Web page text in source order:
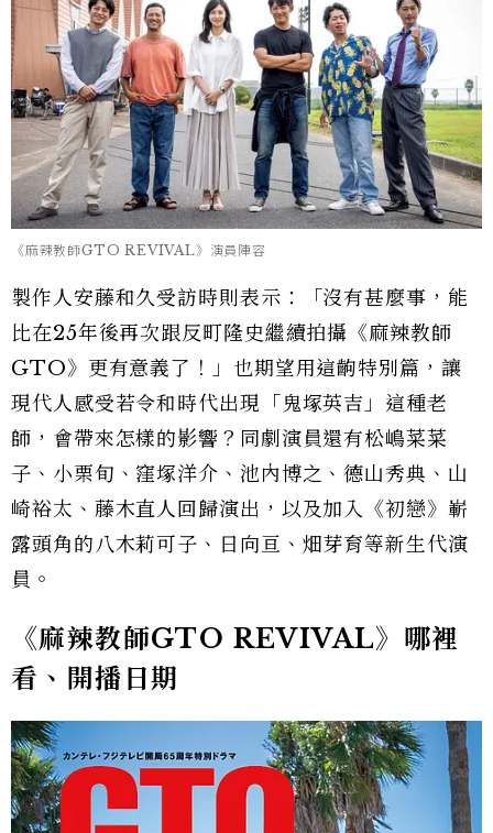
《麻辣教師GTO REVIVAL》演員陣容
製作人安藤和久受訪時則表示：「沒有甚麼事，能
比在25年後再次跟反町隆史繼續拍攝《麻辣教師
GTO》更有意義了！」也期望用這齣特別篇，讓
現代人感受若令和時代出現「鬼塚英吉」這種老
師，會帶來怎樣的影響？同劇演員還有松嶋菜菜
子、小栗旬、窪塚洋介、池內博之、德山秀典、山
崎裕太、藤木直人回歸演出，以及加入《初戀》嶄
露頭角的八木莉可子、日向亘、畑芽育等新生代演
員。
《麻辣教師GTO REVIVAL》哪裡
看、開播日期